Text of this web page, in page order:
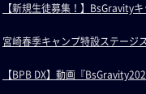
【新規生徒募集！】BsGravity
宮崎春季キャンプ特設ステージ
【BPB DX】動画『